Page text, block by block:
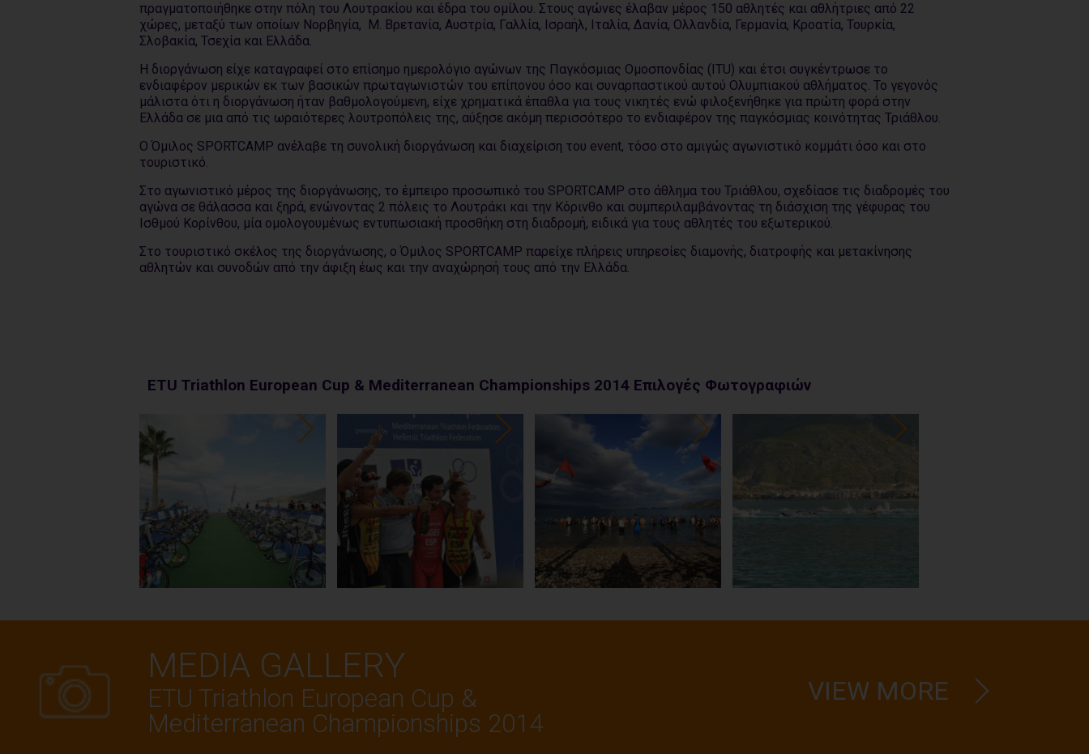
πραγματοποιήθηκε στην πόλη του Λουτρακίου και έδρα του ομίλου. Στους αγώνες έλαβαν μέρος 150 αθλητές και αθλήτριες από 22
χώρες, μεταξύ των οποίων Νορβηγία, Μ. Βρετανία, Αυστρία, Γαλλία, Ισραήλ, Ιταλία, Δανία, Ολλανδία, Γερμανία, Κροατία, Τουρκία,
Σλοβακία, Τσεχία και Ελλάδα.
Η διοργάνωση είχε καταγραφεί στο επίσημο ημερολόγιο αγώνων της Παγκόσμιας Ομοσπονδίας (ITU) και έτσι συγκέντρωσε το
ενδιαφέρον μερικών εκ των βασικών πρωταγωνιστών του επίπονου όσο και συναρπαστικού αυτού Ολυμπιακού αθλήματος. Το γεγονός
μάλιστα ότι η διοργάνωση ήταν βαθμολογούμενη, είχε χρηματικά έπαθλα για τους νικητές ενώ φιλοξενήθηκε για πρώτη φορά στην
Ελλάδα σε μια από τις ωραιότερες λουτροπόλεις της, αύξησε ακόμη περισσότερο το ενδιαφέρον της παγκόσμιας κοινότητας Τριάθλου.
Ο Όμιλος SPORTCAMP ανέλαβε τη συνολική διοργάνωση και διαχείριση του event, τόσο στο αμιγώς αγωνιστικό κομμάτι όσο και στο
τουριστικό.
Στο αγωνιστικό μέρος της διοργάνωσης, το έμπειρο προσωπικό του SPORTCAMP στο άθλημα του Τριάθλου, σχεδίασε τις διαδρομές του
αγώνα σε θάλασσα και ξηρά, ενώνοντας 2 πόλεις το Λουτράκι και την Κόρινθο και συμπεριλαμβάνοντας τη διάσχιση της γέφυρας του
Ισθμού Κορίνθου, μία ομολογουμένως εντυπωσιακή προσθήκη στη διαδρομή, ειδικά για τους αθλητές του εξωτερικού.
Στο τουριστικό σκέλος της διοργάνωσης, ο Όμιλος SPORTCAMP παρείχε πλήρεις υπηρεσίες διαμονής, διατροφής και μετακίνησης
αθλητών και συνοδών από την άφιξη έως και την αναχώρησή τους από την Ελλάδα.
ETU Triathlon European Cup & Mediterranean Championships 2014 Επιλογές Φωτογραφιών
MEDIA GALLERY
ETU Triathlon European Cup &
Mediterranean Championships 2014
VIEW MORE